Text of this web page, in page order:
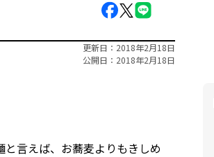
更新日
2018年2月18日
公開日
2018年2月18日
言えば、お蕎麦よりもきしめ